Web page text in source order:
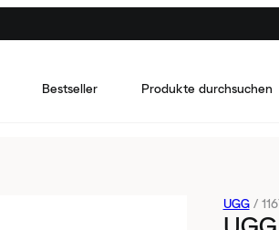
Bestseller Produkte durchsuchen
UGG /